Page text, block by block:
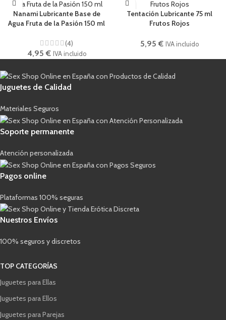
Nanami Lubricante Base de
Agua Fruta de la Pasión 150 ml
(4)
4,95€ IVA incluido
Tentación Lubricante 75 ml
Frutos Rojos
5,95€ IVA incluido
Juguetes de Calidad
Materiales Seguros
Soporte permanente
Atención personalizada
Pagos online
Plataformas 100% seguras
Nuestros Envíos
100% seguros y discretos
TOP CATEGORÍAS
Juguetes para Ellas
Juguetes para Ellos
Juguetes para Parejas